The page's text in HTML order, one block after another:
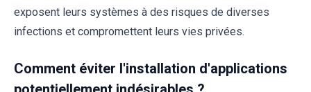
exposent leurs systèmes à des risques de diverses
infections et compromettent leurs vies privées.
Comment éviter l'installation d'applications